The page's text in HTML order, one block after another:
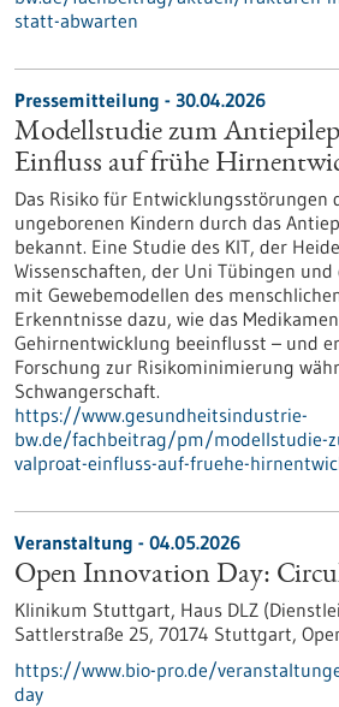
statt-abwarten
Pressemitteilung - 30.04.2026
Modellstudie zum
Einfluss auf frühe
Das Risiko für Entwicklungsstörungen
ungeborenen Kindern durch das
bekannt. Eine Studie des KIT, der
Wissenschaften, der Uni Tübingen
mit Gewebemodellen des
Erkenntnisse dazu, wie das
Gehirnentwicklung beeinflusst – und
Forschung zur Risikominimierung
Schwangerschaft.
https://www.gesundheitsindustrie-
bw.de/fachbeitrag/pm/modellstudie-
valproat-einfluss-auf-fruehe-
Veranstaltung - 04.05.2026
Open Innovation Day:
Klinikum Stuttgart, Haus DLZ
Sattlerstraße 25, 70174 Stuttgart,
https://www.bio-pro.de/
day